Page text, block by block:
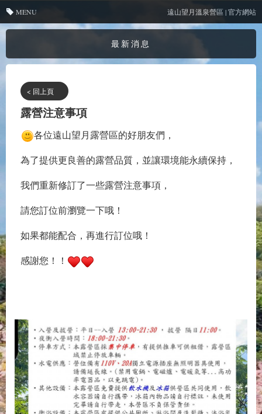
最新消息
< 回上頁
露營注意事項
各位遠山望月露營區的好朋友們，
為了提供更良善的露營品質，並讓環境能永續保持，
我們重新修訂了一些露營注意事項，
請您訂位前瀏覽一下哦！
如果都能配合，再進行訂位哦！
感謝您！！
MENU 遠山望月溫泉營區 | 官方網站